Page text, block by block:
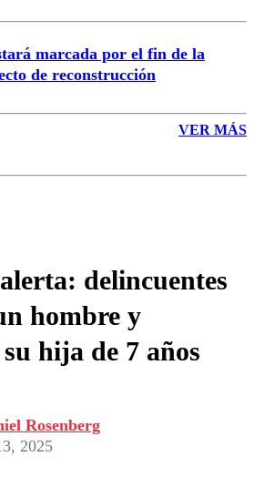
marcada por el fin de la
de reconstrucción
VER MÁS
delincuentes
hombre y
hija de 7 años
Rosenberg
2025